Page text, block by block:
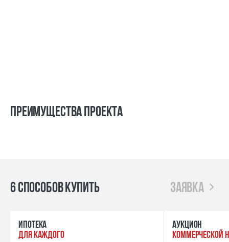
Преимущества проекта
6 способов купить заявка
ипотека
для каждого
Аукцион
коммерческой